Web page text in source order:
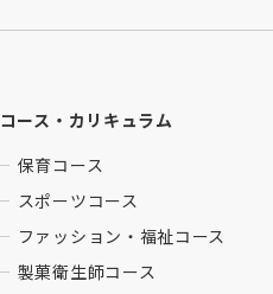
コース・カリキュラム
保育コース
スポーツコース
ファッション・福祉コース
製菓衛生師コース